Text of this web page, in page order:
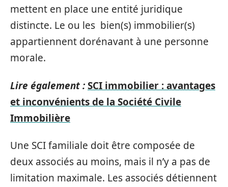
mettent en place une entité juridique
distincte. Le ou les bien(s) immobilier(s)
appartiennent dorénavant à une personne
morale.
Lire également :SCI immobilier : avantages
et inconvénients de la Société Civile
Immobilière
Une SCI familiale doit être composée de
deux associés au moins, mais il n’y a pas de
limitation maximale. Les associés détiennent